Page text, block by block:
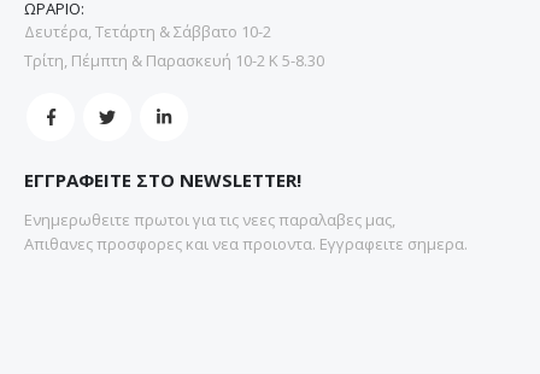
ΩΡΑΡΙΟ:
Δευτέρα, Τετάρτη & Σάββατο 10-2
Τρίτη, Πέμπτη & Παρασκευή 10-2 Κ 5-8.30
ΕΓΓΡΑΦΕΙΤΕ ΣΤΟ NEWSLETTER!
Ενημερωθειτε πρωτοι για τις νεες παραλαβες μας,
Απιθανες προσφορες και νεα προιοντα. Εγγραφειτε σημερα.